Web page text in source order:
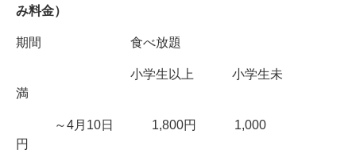
み料金）
期間 食べ放題
小学生以上 小学生未
満
～4月10日 1,800円 1,000
円